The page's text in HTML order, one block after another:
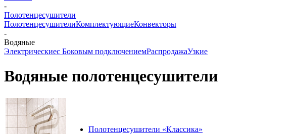
-
Полотенцесушители
ПолотенцесушителиКомплектующиеКонвекторы
-
Водяные
Электрическиес Боковым подключениемРаспродажаУзкие
Водяные полотенцесушители
Полотенцесушители «Классика»